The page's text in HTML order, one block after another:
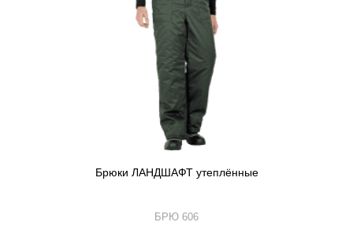
Брюки ЛАНДШАФТ утеплённые
БРЮ 606